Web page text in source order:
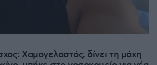
Χαμογελαστός, δίνει τη μάχη